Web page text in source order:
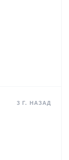
3 Г. НАЗАД